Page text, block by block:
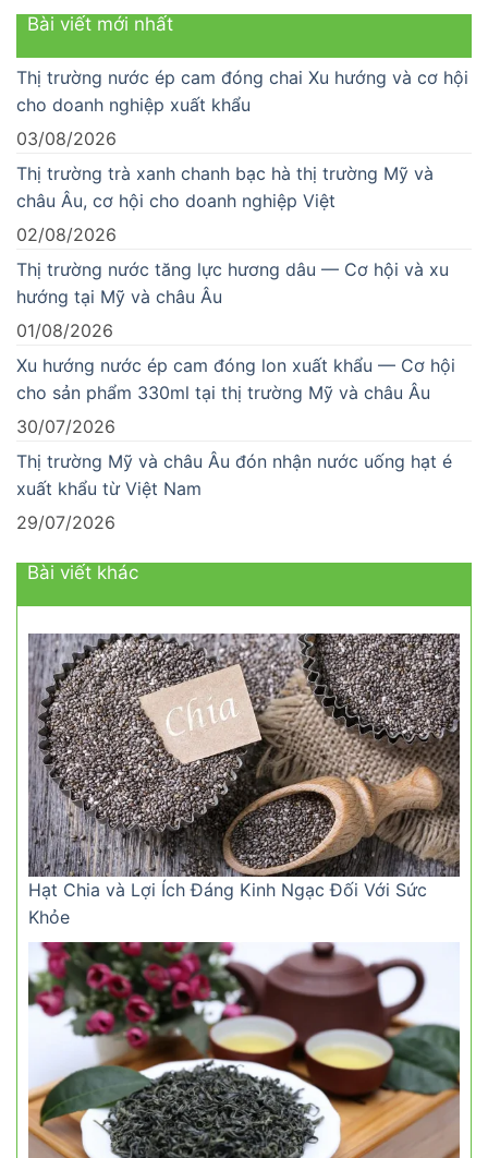
Bài viết mới nhất
Thị trường nước ép cam đóng chai Xu hướng và cơ hội
cho doanh nghiệp xuất khẩu
03/08/2026
Thị trường trà xanh chanh bạc hà thị trường Mỹ và
châu Âu, cơ hội cho doanh nghiệp Việt
02/08/2026
Thị trường nước tăng lực hương dâu — Cơ hội và xu
hướng tại Mỹ và châu Âu
01/08/2026
Xu hướng nước ép cam đóng lon xuất khẩu — Cơ hội
cho sản phẩm 330ml tại thị trường Mỹ và châu Âu
30/07/2026
Thị trường Mỹ và châu Âu đón nhận nước uống hạt é
xuất khẩu từ Việt Nam
29/07/2026
Bài viết khác
Hạt Chia và Lợi Ích Đáng Kinh Ngạc Đối Với Sức
Khỏe